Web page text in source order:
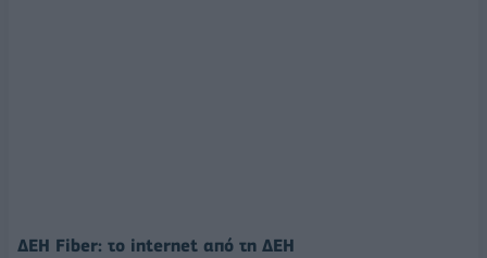
ΔΕΗ Fiber: το internet από τη ΔΕΗ